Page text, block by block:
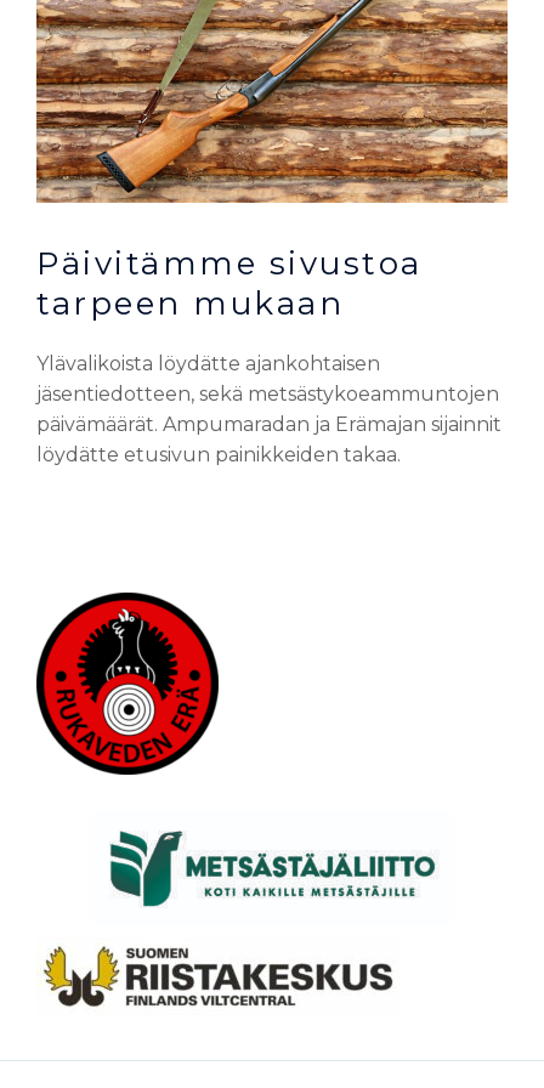
Päivitämme sivustoa
tarpeen mukaan
Ylävalikoista löydätte ajankohtaisen
jäsentiedotteen, sekä metsästykoeammuntojen
päivämäärät. Ampumaradan ja Erämajan sijainnit
löydätte etusivun painikkeiden takaa.